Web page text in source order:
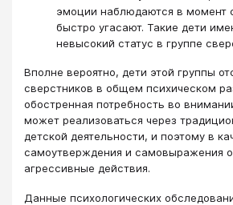
эмоции наблюдаются в момент
быстро угасают. Такие дети
невысокий статус в группе
Вполне вероятно, дети этой группы
сверстников в общем психическом
обостренная потребность во
может реализоваться через
детской деятельности, и поэтому в
самоутверждения и самовыражения
агрессивные действия.
Данные психологических